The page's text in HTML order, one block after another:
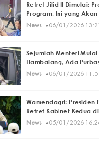
Retret Jilid II Dimulai:
Program, Ini yang Akan
News· 06/01/2026
Sejumlah Menteri
Hambalang, Ada
News· 06/01/2026
Wamendagri: Presiden
Retret Kabinet Kedua
News· 05/01/2026